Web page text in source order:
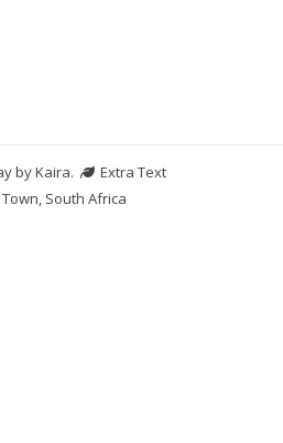
byKaira.
Extra Text
South Africa